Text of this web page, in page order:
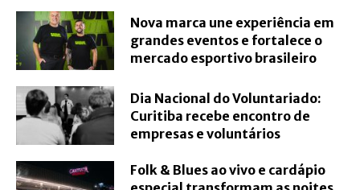
Nova marca une experiência em
grandes eventos e fortalece o
mercado esportivo brasileiro
Dia Nacional do Voluntariado:
Curitiba recebe encontro de
empresas e voluntários
Folk & Blues ao vivo e cardápio